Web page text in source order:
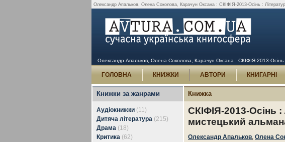
Олександр Апальков, Олена Соколова, Карачун Оксана : СКІФІЯ-2013-Осінь :
Олександр Апальков, Олена Соколова, Карачун Оксана : СКІФІЯ-2013-Осінь
ГОЛОВНА КНИЖКИ АВТОРИ КНИГАРНІ
Книжки за жанрами
Аудіокнижки (11)
Дитяча література (215)
Драма (18)
Критика (62)
Книжка
СКІФІЯ-2013-Осінь :
мистецький
Олександр Апальков, Олена